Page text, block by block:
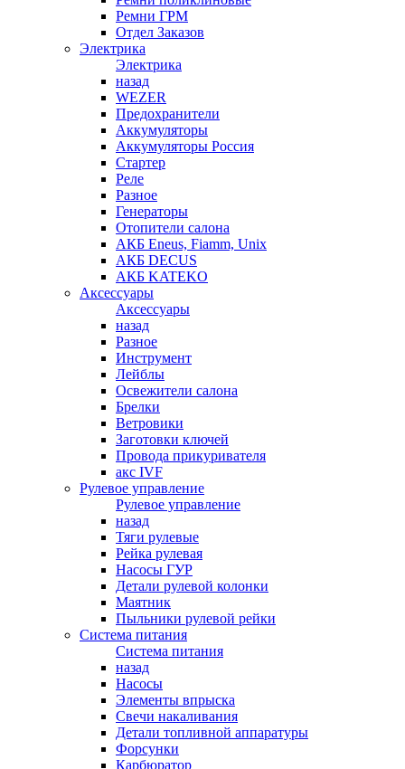
Ремни ГРМ
Отдел Заказов
Электрика
Электрика
назад
WEZER
Предохранители
Аккумуляторы
Аккумуляторы Россия
Стартер
Реле
Разное
Генераторы
Отопители салона
АКБ Eneus, Fiamm, Unix
АКБ DECUS
АКБ KATEKO
Аксессуары
Аксессуары
назад
Разное
Инструмент
Лейблы
Освежители салона
Брелки
Ветровики
Заготовки ключей
Провода прикуривателя
акс IVF
Рулевое управление
Рулевое управление
назад
Тяги рулевые
Рейка рулевая
Насосы ГУР
Детали рулевой колонки
Маятник
Пыльники рулевой рейки
Система питания
Система питания
назад
Насосы
Элементы впрыска
Свечи накаливания
Детали топливной аппаратуры
Форсунки
Карбюратор